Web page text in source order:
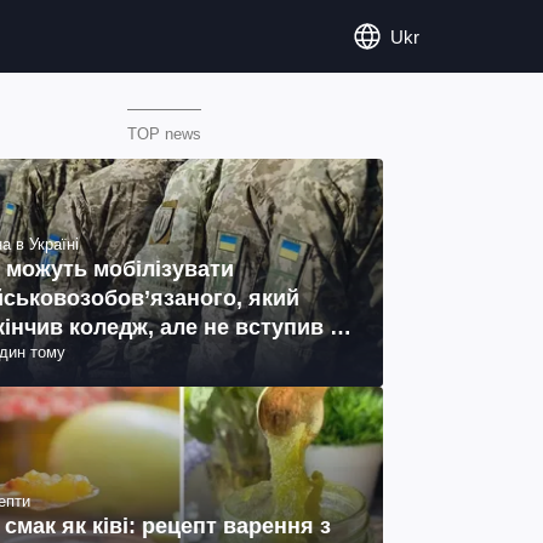
Ukr
TOP news
в Україні
мобілізувати
який
коледж, але не вступив у
пояснення юриста
тому
як ківі: рецепт варення з